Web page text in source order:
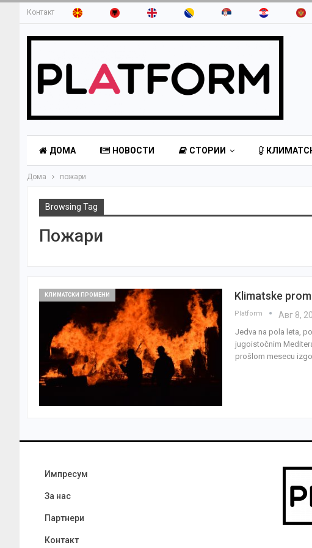
Контакт
ДОМА НОВОСТИ СТОРИИ
Дома пожари
Browsing Tag
Пожари
КЛИМАТСКИ ПРОМЕНИ Klimatske
Platform Авг 8,
Jedva na pola leta,
jugoistočnim
prošlom mesecu
Импресум
За нас
Партнери
Контакт